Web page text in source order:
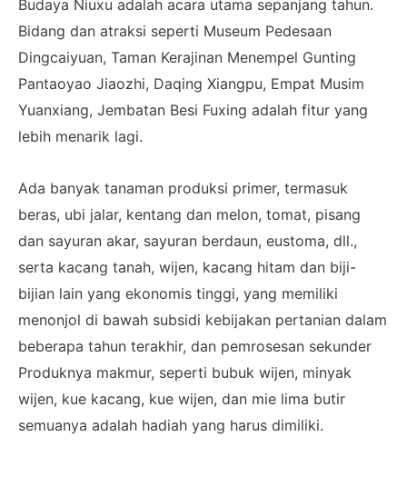
Budaya Niuxu adalah acara utama sepanjang tahun.
Bidang dan atraksi seperti Museum Pedesaan
Dingcaiyuan, Taman Kerajinan Menempel Gunting
Pantaoyao Jiaozhi, Daqing Xiangpu, Empat Musim
Yuanxiang, Jembatan Besi Fuxing adalah fitur yang
lebih menarik lagi.
Ada banyak tanaman produksi primer, termasuk
beras, ubi jalar, kentang dan melon, tomat, pisang
dan sayuran akar, sayuran berdaun, eustoma, dll.,
serta kacang tanah, wijen, kacang hitam dan biji-
bijian lain yang ekonomis tinggi, yang memiliki
menonjol di bawah subsidi kebijakan pertanian dalam
beberapa tahun terakhir, dan pemrosesan sekunder
Produknya makmur, seperti bubuk wijen, minyak
wijen, kue kacang, kue wijen, dan mie lima butir
semuanya adalah hadiah yang harus dimiliki.